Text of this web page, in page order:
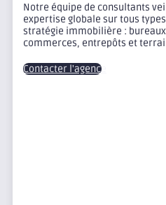
Notre équipe de consultants
expertise globale sur tous
stratégie immobilière :
commerces, entrepôts et
Contacter l'agence